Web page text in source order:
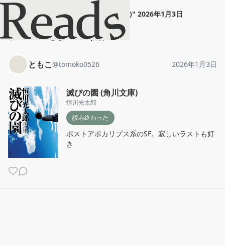
ともこ"滅びの園 (角川文庫)" 2026年1月3日
ホーム ともこ 投稿
ともこ@tomoko0526 2026年1月3日
滅びの園 (角川文庫)
恒川光太郎
読み終わった
ポストアポカリプス系のSF。寂しいラストも好
き